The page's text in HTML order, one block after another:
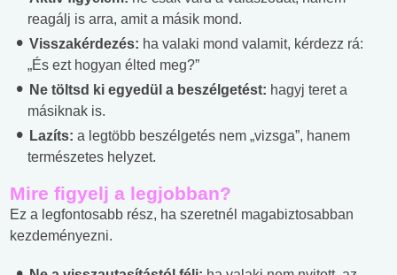
reagálj is arra, amit a másik mond.
Visszakérdezés: ha valaki mond valamit, kérdezz rá:
„És ezt hogyan élted meg?”
Ne töltsd ki egyedül a beszélgetést: hagyj teret a
másiknak is.
Lazíts: a legtöbb beszélgetés nem „vizsga”, hanem
természetes helyzet.
Mire figyelj a legjobban?
Ez a legfontosabb rész, ha szeretnél magabiztosabban
kezdeményezni.